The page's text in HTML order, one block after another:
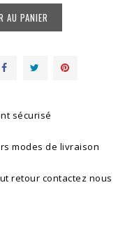
AU PANIER
sécurisé
modes de livraison
retour contactez nous